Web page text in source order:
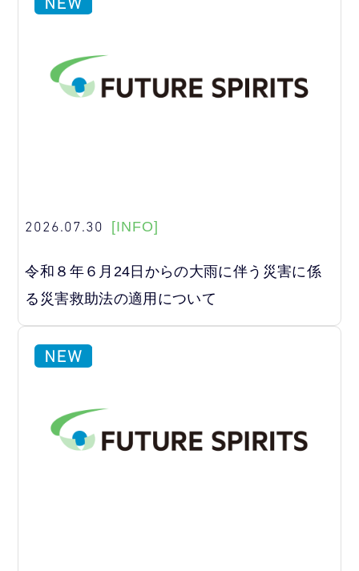
2026.07.30 [INFO]
令和８年６月24日からの大雨に伴う災害に係
る災害救助法の適用について